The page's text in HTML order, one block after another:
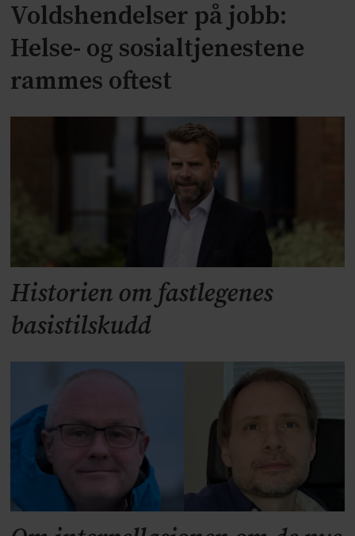
Voldshendelser på jobb:
Helse- og sosialtjenestene
rammes oftest
Historien om fastlegenes
basistilskudd